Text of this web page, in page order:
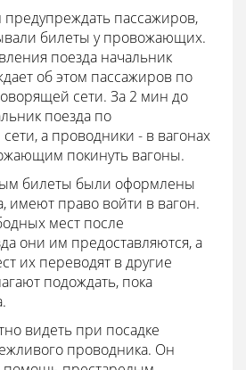
предупреждать пассажиров,
билеты у провожающих.
поезда начальник
об этом пассажиров по
сети. За 2 мин до
поезда по
а проводники - в вагонах
покинуть вагоны.
билеты были оформлены
имеют право войти в вагон.
мест после
они им предоставляются, а
их переводят в другие
подождать, пока
видеть при посадке
проводника. Он